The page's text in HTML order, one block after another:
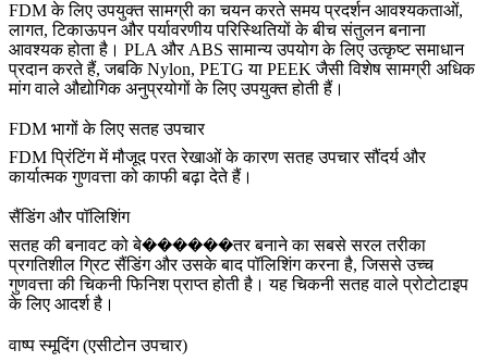
FDM के लिए उपयुक्त सामग्री का चयन करते समय प्रदर्शन आवश्यकताओं,
लागत, टिकाऊपन और पर्यावरणीय परिस्थितियों के बीच संतुलन बनाना
आवश्यक होता है। PLA और ABS सामान्य उपयोग के लिए उत्कृष्ट समाधान
प्रदान करते हैं, जबकि Nylon, PETG या PEEK जैसी विशेष सामग्री अधिक
मांग वाले औद्योगिक अनुप्रयोगों के लिए उपयुक्त होती हैं।
FDM भागों के लिए सतह उपचार
FDM प्रिंटिंग में मौजूद परत रेखाओं के कारणसतह उपचारसौंदर्य और
कार्यात्मक गुणवत्ता को काफी बढ़ा देते हैं।
सैंडिंग और पॉलिशिंग
सतह की बनावट को बे������तर बनाने का सबसे सरल तरीका
प्रगतिशील ग्रिट सैंडिंग और उसके बाद पॉलिशिंग करना है, जिससे उच्च
गुणवत्ता की चिकनी फिनिश प्राप्त होती है। यह चिकनी सतह वाले प्रोटोटाइप
के लिए आदर्श है।
वाष्प स्मूदिंग (एसीटोन उपचार)